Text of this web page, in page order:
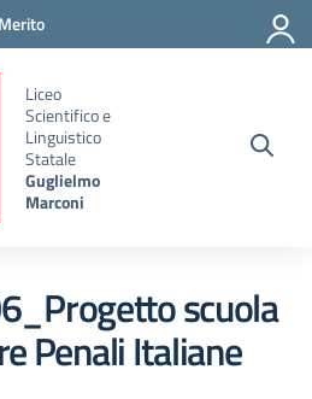
Liceo
Scientifico e
Linguistico
Statale
Guglielmo
Marconi
scuola
Penali Italiane